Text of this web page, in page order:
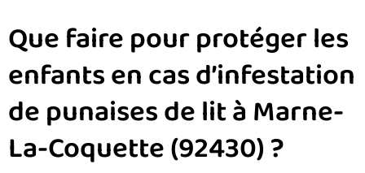
Que faire pour protéger les
enfants en cas d’infestation
de punaises de lit à Marne-
La-Coquette (92430) ?